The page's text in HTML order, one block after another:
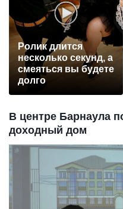
Ролик длится
несколько секунд, а
смеяться вы будете
долго
В центре Барнаула
доходный дом